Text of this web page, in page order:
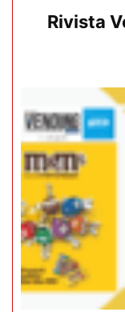
Rivista